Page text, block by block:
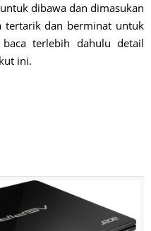
dibawa dan dimasukan
tertarik dan berminat untuk
terlebih dahulu detail
ini.